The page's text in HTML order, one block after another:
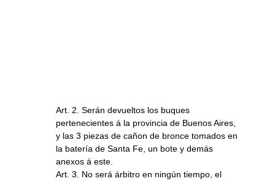
Art. 2. Serán devueltos los buques
pertenecientes á la provincia de Buenos Aires,
y las 3 piezas de cañon de bronce tomados en
la batería de Santa Fe, un bote y demás
anexos á este.
Art. 3. No será árbitro en ningún tiempo, el